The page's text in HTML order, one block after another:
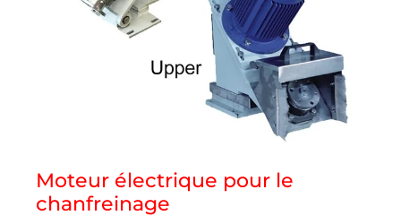
Moteur électrique pour le
chanfreinage